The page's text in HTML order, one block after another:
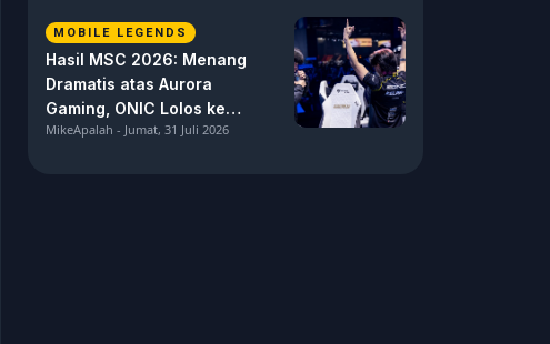
MOBILE LEGENDS
Hasil MSC 2026: Menang
Dramatis atas Aurora
Gaming, ONIC Lolos ke
Semifinal!
MikeApalah - Jumat, 31 Juli 2026